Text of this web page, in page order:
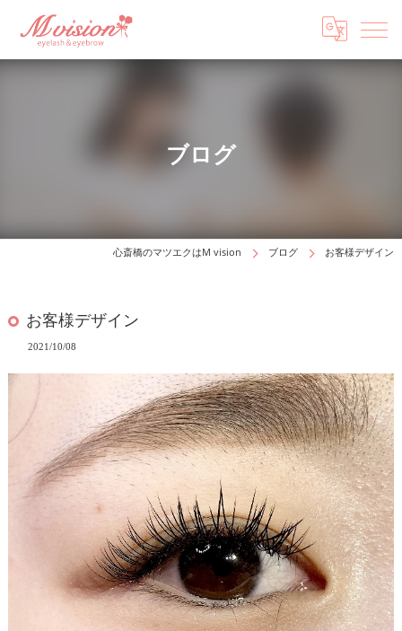
ブログ
心斎橋のマツエクはM vision ブログ お客様デザイン
お客様デザイン
2021/10/08